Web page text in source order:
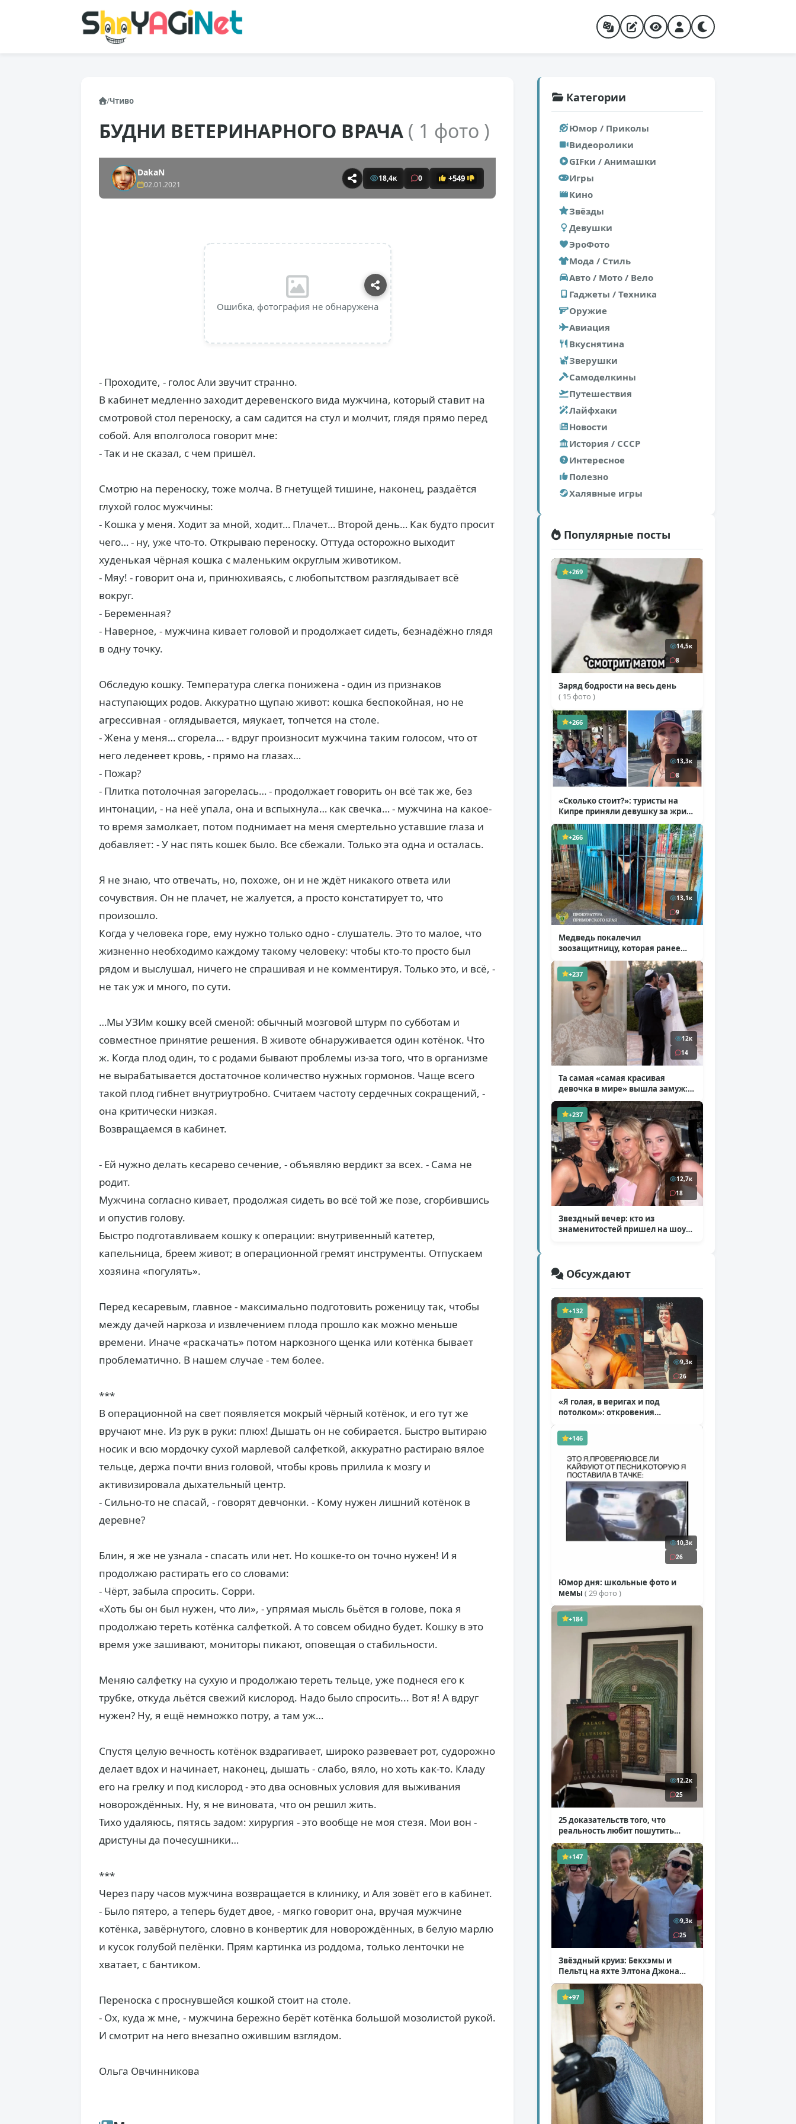
/Чтиво
БУДНИ ВЕТЕРИНАРНОГО ВРАЧА ( 1 фото )
DakaN
02.01.2021
18,4к 0 +549
Ошибка, фотография не обнаружена
- Проходите, - голос Али звучит странно.
В кабинет медленно заходит деревенского вида мужчина, который ставит на
смотровой стол переноску, а сам садится на стул и молчит, глядя прямо перед
собой. Аля вполголоса говорит мне:
- Так и не сказал, с чем пришёл.
Смотрю на переноску, тоже молча. В гнетущей тишине, наконец, раздаётся
глухой голос мужчины:
- Кошка у меня. Ходит за мной, ходит… Плачет… Второй день… Как будто просит
чего… - ну, уже что-то. Открываю переноску. Оттуда осторожно выходит
худенькая чёрная кошка с маленьким округлым животиком.
- Мяу! - говорит она и, принюхиваясь, с любопытством разглядывает всё
вокруг.
- Беременная?
- Наверное, - мужчина кивает головой и продолжает сидеть, безнадёжно глядя
в одну точку.
Обследую кошку. Температура слегка понижена - один из признаков
наступающих родов. Аккуратно щупаю живот: кошка беспокойная, но не
агрессивная - оглядывается, мяукает, топчется на столе.
- Жена у меня… сгорела… - вдруг произносит мужчина таким голосом, что от
него леденеет кровь, - прямо на глазах…
- Пожар?
- Плитка потолочная загорелась… - продолжает говорить он всё так же, без
интонации, - на неё упала, она и вспыхнула… как свечка… - мужчина на какое-
то время замолкает, потом поднимает на меня смертельно уставшие глаза и
добавляет: - У нас пять кошек было. Все сбежали. Только эта одна и осталась.
Я не знаю, что отвечать, но, похоже, он и не ждёт никакого ответа или
сочувствия. Он не плачет, не жалуется, а просто констатирует то, что
произошло.
Когда у человека горе, ему нужно только одно - слушатель. Это то малое, что
жизненно необходимо каждому такому человеку: чтобы кто-то просто был
рядом и выслушал, ничего не спрашивая и не комментируя. Только это, и всё, -
не так уж и много, по сути.
…Мы УЗИм кошку всей сменой: обычный мозговой штурм по субботам и
совместное принятие решения. В животе обнаруживается один котёнок. Что
ж. Когда плод один, то с родами бывают проблемы из-за того, что в организме
не вырабатывается достаточное количество нужных гормонов. Чаще всего
такой плод гибнет внутриутробно. Считаем частоту сердечных сокращений, -
она критически низкая.
Возвращаемся в кабинет.
- Ей нужно делать кесарево сечение, - объявляю вердикт за всех. - Сама не
родит.
Мужчина согласно кивает, продолжая сидеть во всё той же позе, сгорбившись
и опустив голову.
Быстро подготавливаем кошку к операции: внутривенный катетер,
капельница, бреем живот; в операционной гремят инструменты. Отпускаем
хозяина «погулять».
Перед кесаревым, главное - максимально подготовить роженицу так, чтобы
между дачей наркоза и извлечением плода прошло как можно меньше
времени. Иначе «раскачать» потом наркозного щенка или котёнка бывает
проблематично. В нашем случае - тем более.
***
В операционной на свет появляется мокрый чёрный котёнок, и его тут же
вручают мне. Из рук в руки: плюх! Дышать он не собирается. Быстро вытираю
носик и всю мордочку сухой марлевой салфеткой, аккуратно растираю вялое
тельце, держа почти вниз головой, чтобы кровь прилила к мозгу и
активизировала дыхательный центр.
- Сильно-то не спасай, - говорят девчонки. - Кому нужен лишний котёнок в
деревне?
Блин, я же не узнала - спасать или нет. Но кошке-то он точно нужен! И я
продолжаю растирать его со словами:
- Чёрт, забыла спросить. Сорри.
«Хоть бы он был нужен, что ли», - упрямая мысль бьётся в голове, пока я
продолжаю тереть котёнка салфеткой. А то совсем обидно будет. Кошку в это
время уже зашивают, мониторы пикают, оповещая о стабильности.
Меняю салфетку на сухую и продолжаю тереть тельце, уже поднеся его к
трубке, откуда льётся свежий кислород. Надо было спросить... Вот я! А вдруг
нужен? Ну, я ещё немножко потру, а там уж…
Спустя целую вечность котёнок вздрагивает, широко развевает рот, судорожно
делает вдох и начинает, наконец, дышать - слабо, вяло, но хоть как-то. Кладу
его на грелку и под кислород - это два основных условия для выживания
новорождённых. Ну, я не виновата, что он решил жить.
Тихо удаляюсь, пятясь задом: хирургия - это вообще не моя стезя. Мои вон -
дристуны да почесушники…
***
Через пару часов мужчина возвращается в клинику, и Аля зовёт его в кабинет.
- Было пятеро, а теперь будет двое, - мягко говорит она, вручая мужчине
котёнка, завёрнутого, словно в конвертик для новорождённых, в белую марлю
и кусок голубой пелёнки. Прям картинка из роддома, только ленточки не
хватает, с бантиком.
Переноска с проснувшейся кошкой стоит на столе.
- Ох, куда ж мне, - мужчина бережно берёт котёнка большой мозолистой рукой.
И смотрит на него внезапно ожившим взглядом.
Ольга Овчинникова
Категории
Юмор / Приколы
Видеоролики
GIFки / Анимашки
Игры
Кино
Звёзды
Девушки
ЭроФото
Мода / Стиль
Авто / Мото / Вело
Гаджеты / Техника
Оружие
Авиация
Вкуснятина
Зверушки
Самоделкины
Путешествия
Лайфхаки
Новости
История / СССР
Интересное
Полезно
Халявные игры
Популярные посты
+269
14,5к
8
Заряд бодрости на весь день
( 15 фото )
+266
13,3к
8
«Сколько стоит?»: туристы на
Кипре приняли девушку за жрицу
любви( 1 фото + 1 видео )
+266
13,1к
9
Медведь покалечил
зоозащитницу, которая ранее
уже потеряла ногу( 4 фото )
+237
12к
14
Та самая «самая красивая
девочка в мире» вышла замуж:
фото со свадьбы Тилан Блондо
( 13 фото )
+237
12,7к
18
Звездный вечер: кто из
знаменитостей пришел на шоу
Обсуждают
+132
9,3к
26
«Я голая, в веригах и под
потолком»: откровения
( 11 фото )
+146
10,3к
26
Юмор дня: школьные фото и
мемы ( 29 фото )
+184
12,2к
25
25 доказательств того, что
реальность любит пошутить
( 25 фото )
+147
9,3к
25
Звёздный круиз: Бекхэмы и
Пельтц на яхте Элтона Джона
( 12 фото )
+97